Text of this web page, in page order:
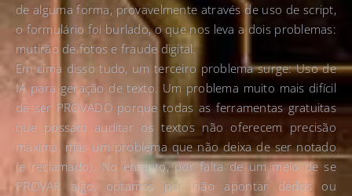
de alguma forma, provavelmente através de uso de script,
o formulário foi burlado, o que nos leva a dois problemas:
mutirão de fotos e fraude digital.
Em cima disso tudo, um terceiro problema surge: Uso de
IA para geração de texto. Um problema muito mais difícil
de ser PROVADO porque todas as ferramentas gratuitas
que possam auditar os textos não oferecem precisão
máxima, mas um problema que não deixa de ser notado
(e reclamado). No entanto, por falta de um meio de se
PROVAR algo, optamos por não apontar dedos ou